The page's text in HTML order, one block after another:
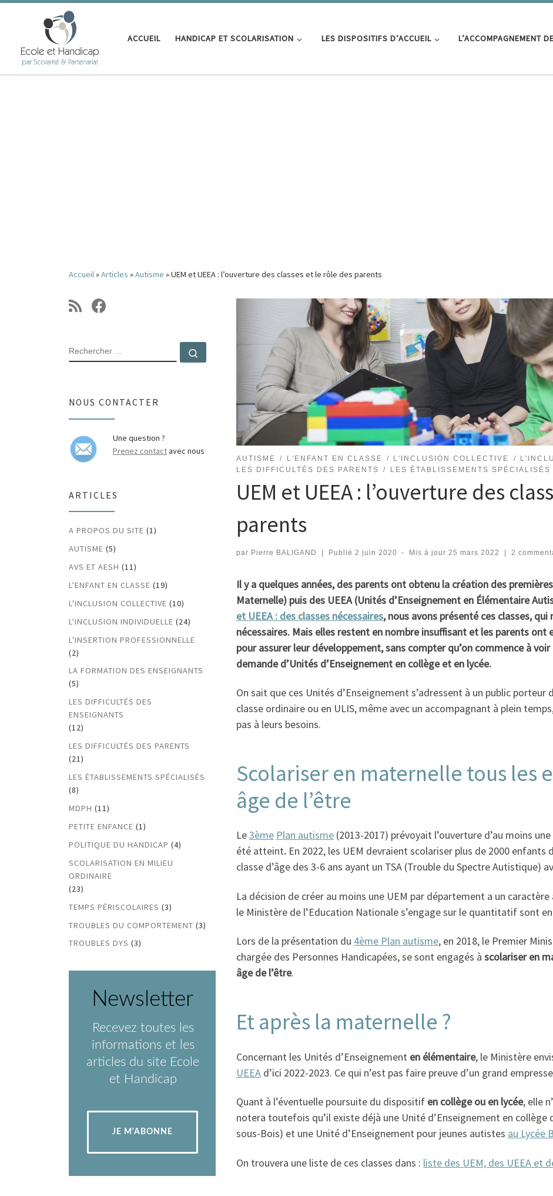
Passer au contenu
ACCUEIL HANDICAP ET SCOLARISATION LES DISPOSITIFS D’ACCUEIL L’ACCOMPAGNEMENT
Accueil»Articles »Autisme »UEM et UEEA : l’ouverture des classes et le rôle des parents
AUTISME L'ENFANT EN CLASSE L'INCLUSION COLLECTIVE
LES DIFFICULTÉS DES PARENTS
LES ÉTABLISSEMENTS SPÉCIALISÉS
UEM et UEEA : l’ouverture des
parents
par Pierre BALIGAND | Publié 2 juin 2020 - Mis à jour 25 mars 2022 | 2
Il y a quelques années, des parents ont obtenu la création des
Maternelle) puis des UEEA (Unités d’Enseignement en Élémentaire
et UEEA : des classes nécessaires, nous avons présenté ces classes,
nécessaires. Mais elles restent en nombre insuffisant et les parents ont
pour assurer leur développement, sans compter qu’on commence à
demande d’Unités d’Enseignement en collège et en lycée.
On sait que ces Unités d’Enseignement s’adressent à un public
classe ordinaire ou en ULIS, même avec un accompagnant à plein
pas à leurs besoins.
Scolariser en maternelle tous les
âge de l’être
Le3ème Plan autisme (2013-2017) prévoyait l’ouverture d’au moins
été atteint. En 2022, les UEM devraient scolariser plus de 2000 enfants
classe d’âge des 3-6 ans ayant un TSA (Trouble du Spectre Autistique)
La décision de créer au moins une UEM par département a un
le Ministère de l’Education Nationale s’engage sur le quantitatif sont
Lors de la présentation du 4ème Plan autisme, en 2018, le Premier
chargée des Personnes Handicapées, se sont engagés à scolariser en
âge de l’être.
Et après la maternelle ?
Concernant les Unités d’Enseignement en élémentaire, le Ministère
UEEA d’ici 2022-2023. Ce qui n’est pas faire preuve d’un grand
Quant à l’éventuelle poursuite du dispositif en collège ou en lycée, elle
notera toutefois qu’il existe déjà une Unité d’Enseignement en collège
sous-Bois) et une Unité d’Enseignement pour jeunes autistes au Lycée
On trouvera une liste de ces classes dans : liste des UEM, des UEEA et
RECHERCHER
NOUS CONTACTER
Une question ?
Prenez contactavec nous
ARTICLES
A PROPOS DU SITE (1)
AUTISME (5)
AVS ET AESH (11)
L'ENFANT EN CLASSE (19)
L'INCLUSION COLLECTIVE (10)
L'INCLUSION INDIVIDUELLE (24)
L'INSERTION PROFESSIONNELLE
(2)
LA FORMATION DES ENSEIGNANTS
(5)
LES DIFFICULTÉS DES
ENSEIGNANTS
(12)
LES DIFFICULTÉS DES PARENTS
(21)
LES ÉTABLISSEMENTS SPÉCIALISÉS
(8)
MDPH (11)
PETITE ENFANCE (1)
POLITIQUE DU HANDICAP (4)
SCOLARISATION EN MILIEU
ORDINAIRE
(23)
TEMPS PÉRISCOLAIRES (3)
TROUBLES DU COMPORTEMENT (3)
TROUBLES DYS (3)
Newsletter
Recevez toutes les
informations et les
articles du site Ecole
et Handicap
JE M'ABONNE